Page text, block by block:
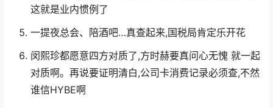
这就是业内惯例了
一提夜总会、陪酒吧…真查起来,国税局肯定乐开花
闵熙珍都愿意四方对质了,方时赫要真问心无愧 就一起
对质啊。再说要证明清白,公司卡消费记录必须查,不然
谁信HYBE啊